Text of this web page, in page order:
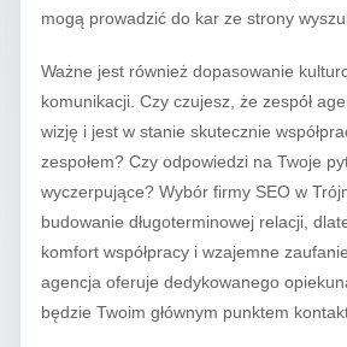
mogą prowadzić do kar ze strony
Ważne jest również dopasowanie
komunikacji. Czy czujesz, że zespół
wizję i jest w stanie skutecznie
zespołem? Czy odpowiedzi na Twoje
wyczerpujące? Wybór firmy SEO w
budowanie długoterminowej relacji,
komfort współpracy i wzajemne
agencja oferuje dedykowanego
będzie Twoim głównym punktem